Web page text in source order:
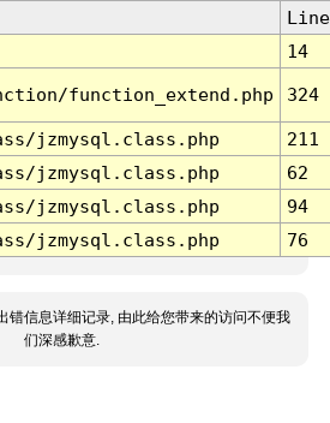
Line
14
function_extend.php 324
jzmysql.class.php
211
jzmysql.class.php
62
jzmysql.class.php
94
jzmysql.class.php 76
错信息详细记录, 由此给您带来的访问不便我
们深感歉意.